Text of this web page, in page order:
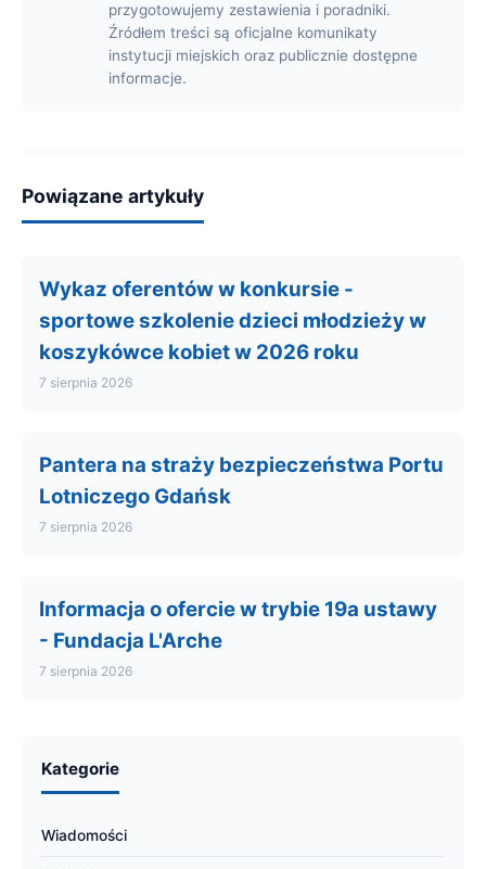
przygotowujemy zestawienia i poradniki.
Źródłem treści są oficjalne komunikaty
instytucji miejskich oraz publicznie dostępne
informacje.
Powiązane artykuły
Wykaz oferentów w konkursie -
sportowe szkolenie dzieci młodzieży w
koszykówce kobiet w 2026 roku
7 sierpnia 2026
Pantera na straży bezpieczeństwa Portu
Lotniczego Gdańsk
7 sierpnia 2026
Informacja o ofercie w trybie 19a ustawy
- Fundacja L'Arche
7 sierpnia 2026
Kategorie
Wiadomości